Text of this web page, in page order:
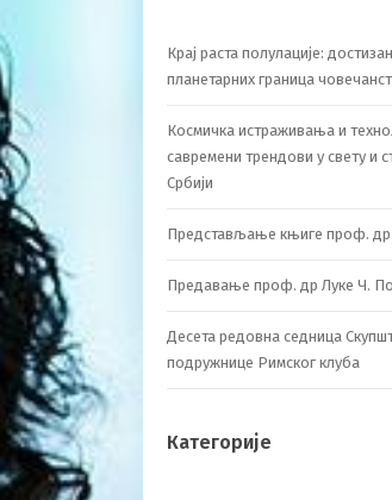
Крај раста полулације:
планетарних граница
Космичка истраживања и
савремени трендови у свету и
Србији
Представљање књиге проф. др
Предавање проф. др Луке Ч.
Десета редовна седница
подружнице Римског клуба
Категорије